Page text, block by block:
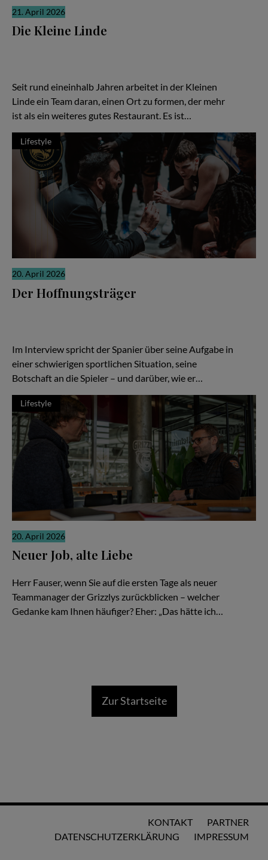
21. April 2026
Die Kleine Linde
Seit rund eineinhalb Jahren arbeitet in der Kleinen
Linde ein Team daran, einen Ort zu formen, der mehr
ist als ein weiteres gutes Restaurant. Es ist…
Lifestyle
20. April 2026
Der Hoffnungsträger
Im Interview spricht der Spanier über seine Aufgabe in
einer schwierigen sportlichen Situation, seine
Botschaft an die Spieler – und darüber, wie er…
Lifestyle
20. April 2026
Neuer Job, alte Liebe
Herr Fauser, wenn Sie auf die ersten Tage als neuer
Teammanager der Grizzlys zurückblicken – welcher
Gedanke kam Ihnen häufiger? Eher: „Das hätte ich…
Zur Startseite
KONTAKT
PARTNER
DATENSCHUTZERKLÄRUNG
IMPRESSUM